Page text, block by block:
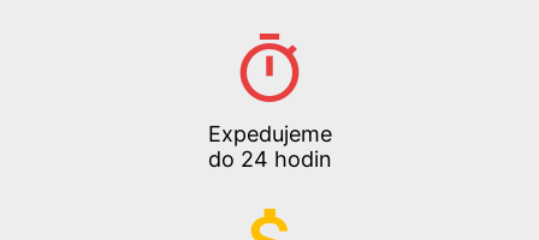
Expedujeme
do 24 hodin